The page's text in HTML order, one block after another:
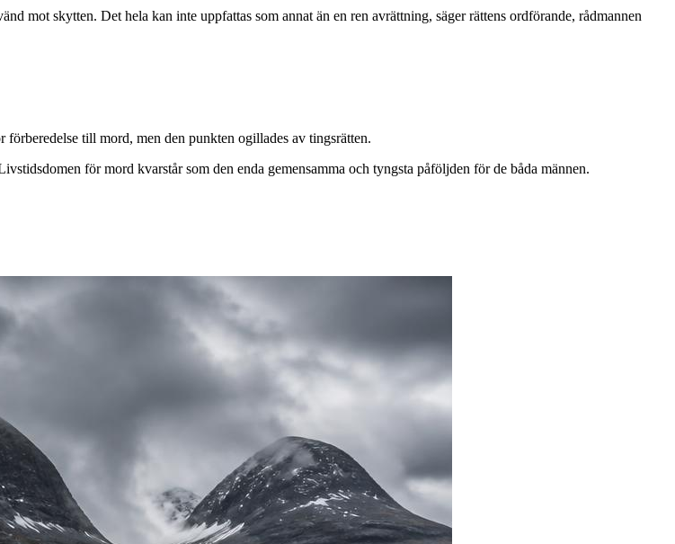
mot skytten. Det hela kan inte uppfattas som annat än en ren avrättning, säger rättens ordförande, rådmannen
förberedelse till mord, men den punkten ogillades av tingsrätten.
för mord kvarstår som den enda gemensamma och tyngsta påföljden för de båda männen.